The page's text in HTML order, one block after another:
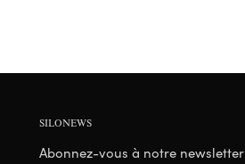
SILONEWS
Abonnez-vous à notre newsletter